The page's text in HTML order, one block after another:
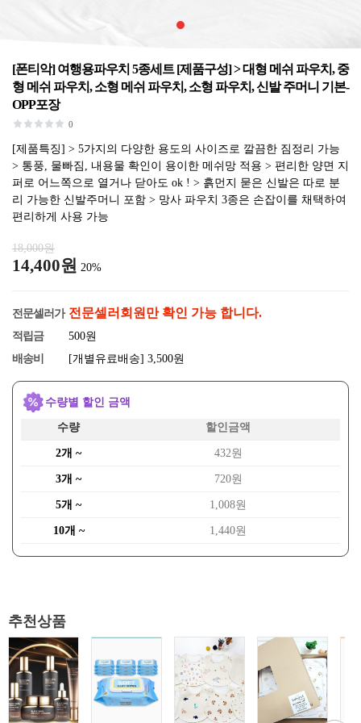
[폰티악] 여행용파우치 5종세트 [제품구성] > 대형 메쉬 파우치, 중
형 메쉬 파우치, 소형 메쉬 파우치, 소형 파우치, 신발 주머니 기본-
OPP포장
0
[제품특징] > 5가지의 다양한 용도의 사이즈로 깔끔한 짐정리 가능
> 통풍, 물빠짐, 내용물 확인이 용이한 메쉬망 적용 > 편리한 양면 지
퍼로 어느쪽으로 열거나 닫아도 ok ! > 흙먼지 묻은 신발은 따로 분
리 가능한 신발주머니 포함 > 망사 파우치 3종은 손잡이를 채택하여
편리하게 사용 가능
18,000원
14,400원 20%
전문셀러가 전문셀러회원만 확인 가능 합니다.
적립금
500원
배송비
[개별유료배송] 3,500원
수량별 할인 금액
수량 할인금액
2개 ~ 432원
3개 ~ 720원
5개 ~ 1,008원
10개 ~ 1,440원
추천상품